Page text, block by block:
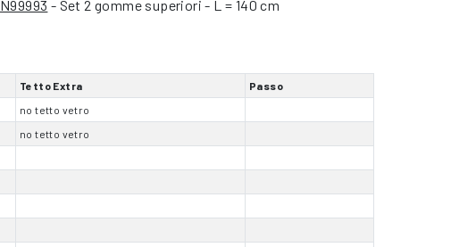
N99993 - Set 2 gomme superiori - L = 140 cm
Tetto Extra
Passo
no tetto vetro
no tetto vetro